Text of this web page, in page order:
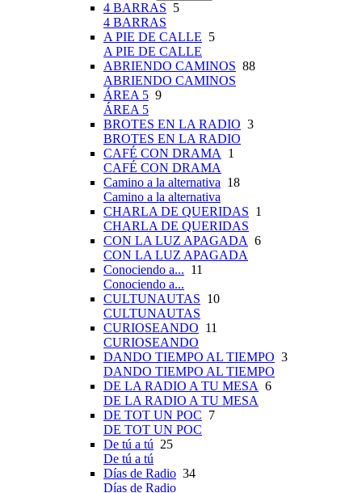
4 BARRAS 5
4 BARRAS
A PIE DE CALLE 5
A PIE DE CALLE
ABRIENDO CAMINOS 88
ABRIENDO CAMINOS
ÁREA 5 9
ÁREA 5
BROTES EN LA RADIO 3
BROTES EN LA RADIO
CAFÉ CON DRAMA
1
CAFÉ CON DRAMA
Camino a la alternativa 18
Camino a la alternativa
CHARLA DE QUERIDAS 1
CHARLA DE QUERIDAS
CON LA LUZ APAGADA 6
CON LA LUZ APAGADA
Conociendo a... 11
Conociendo a...
CULTUNAUTAS 10
CULTUNAUTAS
CURIOSEANDO 11
CURIOSEANDO
DANDO TIEMPO AL TIEMPO 3
DANDO TIEMPO AL TIEMPO
DE LA RADIO A TU MESA 6
DE LA RADIO A TU MESA
DE TOT UN POC 7
DE TOT UN POC
De tú a tú 25
De tú a tú
Días de Radio 34
Días de Radio